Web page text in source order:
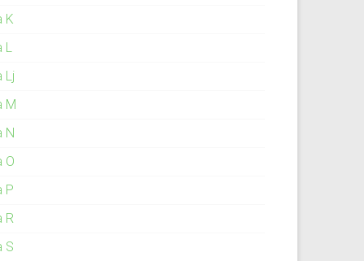
K
L
Lj
M
N
O
P
R
S